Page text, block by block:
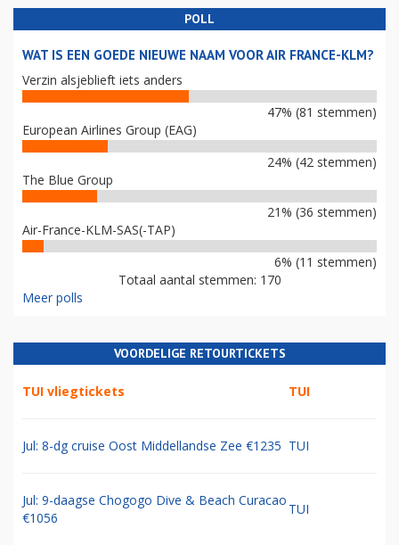
POLL
WAT IS EEN GOEDE NIEUWE NAAM VOOR AIR FRANCE-KLM?
Verzin alsjeblieft iets anders
47% (81 stemmen)
European Airlines Group (EAG)
24% (42 stemmen)
The Blue Group
21% (36 stemmen)
Air-France-KLM-SAS(-TAP)
6% (11 stemmen)
Totaal aantal stemmen: 170
Meer polls
VOORDELIGE RETOURTICKETS
TUI vliegtickets TUI
Jul: 8-dg cruise Oost Middellandse Zee €1235 TUI
Jul: 9-daagse Chogogo Dive & Beach Curacao
€1056
TUI